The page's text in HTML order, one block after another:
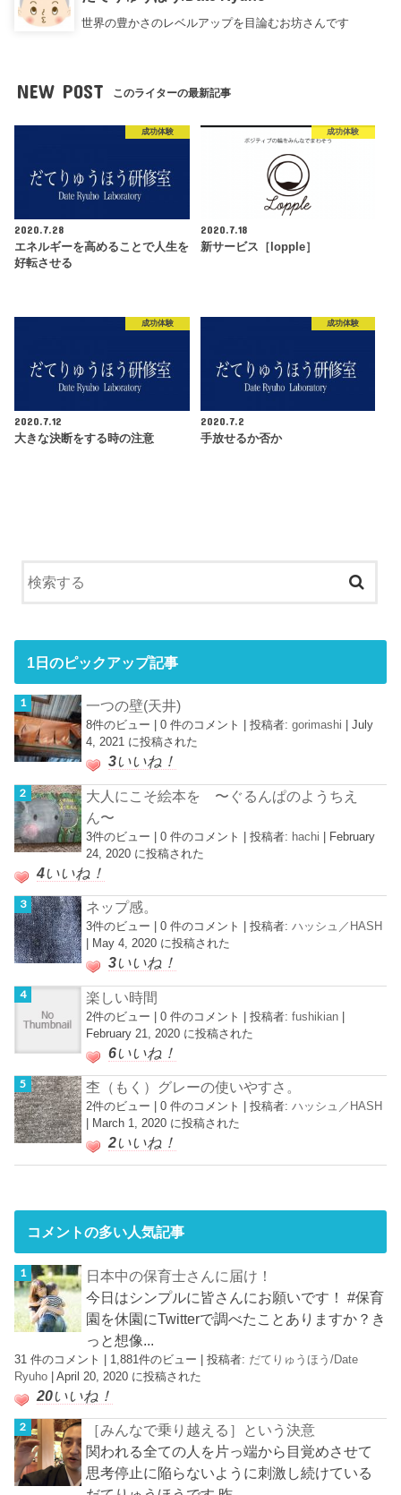
世界の豊かさのレベルアップを目論むお坊さんです
NEW POST このライターの最新記事
成功体験
2020.7.28
エネルギーを高めることで人生を
好転させる
成功体験
2020.7.18
新サービス［lopple］
成功体験
2020.7.12
大きな決断をする時の注意
成功体験
2020.7.2
手放せるか否か
1日のピックアップ記事
一つの壁(天井)
8件のビュー |0 件のコメント |投稿者:gorimashi |July
4, 2021 に投稿された
3いいね！
大人にこそ絵本を 〜ぐるんぱのようちえ
ん〜
3件のビュー |0 件のコメント |投稿者: hachi
February
24, 2020 に投稿された
4いいね！
ネップ感。
3件のビュー |0 件のコメント |投稿者:ハッシュ／HASH
May 4, 2020 に投稿された
3いいね！
楽しい時間
2件のビュー |0 件のコメント |投稿者:fushikian |
February 21, 2020 に投稿された
6いいね！
杢（もく）グレーの使いやすさ。
2件のビュー |0 件のコメント |投稿者:ハッシュ／HASH
March 1, 2020 に投稿された
2いいね！
コメントの多い人気記事
日本中の保育士さんに届け！
今日はシンプルに皆さんにお願いです！ #保育
園を休園にTwitterで調べたことありますか？き
っと想像...
31 件のコメント 1,881件のビュー |投稿者: だてりゅうほう/Date
Ryuho |April 20, 2020 に投稿された
20いいね！
［みんなで乗り越える］という決意
関われる全ての人を片っ端から目覚めさせて
思考停止に陥らないように刺激し続けている